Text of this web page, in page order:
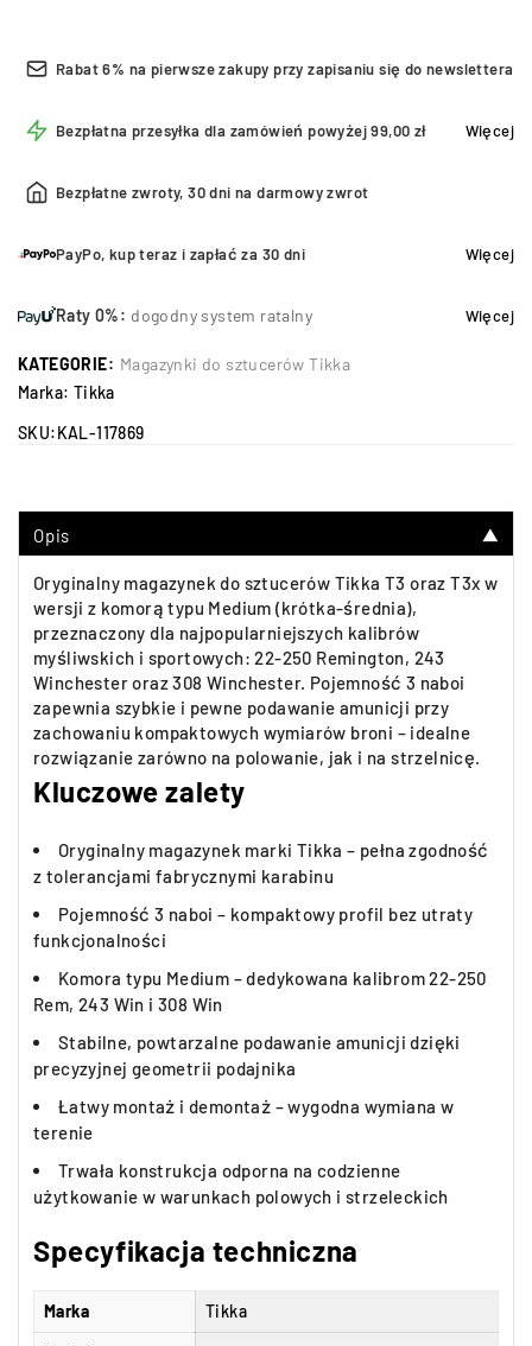
Rabat 6% na pierwsze zakupy przy zapisaniu się do newslettera
Bezpłatna przesyłka dla zamówień powyżej 99,00 zł Więcej
Bezpłatne zwroty, 30 dni na darmowy zwrot
PayPo, kup teraz i zapłać za 30 dni Więcej
Raty 0%: dogodny system ratalny Więcej
KATEGORIE: Magazynki do sztucerów Tikka
Marka: Tikka
SKU: KAL-117869
Opis ▼
Oryginalny magazynek do sztucerów Tikka T3 oraz T3x w
wersji z komorą typu Medium (krótka-średnia),
przeznaczony dla najpopularniejszych kalibrów
myśliwskich i sportowych: 22-250 Remington, 243
Winchester oraz 308 Winchester. Pojemność 3 naboi
zapewnia szybkie i pewne podawanie amunicji przy
zachowaniu kompaktowych wymiarów broni – idealne
rozwiązanie zarówno na polowanie, jak i na strzelnicę.
Kluczowe zalety
Oryginalny magazynek marki Tikka – pełna zgodność
z tolerancjami fabrycznymi karabinu
Pojemność 3 naboi – kompaktowy profil bez utraty
funkcjonalności
Komora typu Medium – dedykowana kalibrom 22-250
Rem, 243 Win i 308 Win
Stabilne, powtarzalne podawanie amunicji dzięki
precyzyjnej geometrii podajnika
Łatwy montaż i demontaż – wygodna wymiana w
terenie
Trwała konstrukcja odporna na codzienne
użytkowanie w warunkach polowych i strzeleckich
Specyfikacja techniczna
Marka Tikka